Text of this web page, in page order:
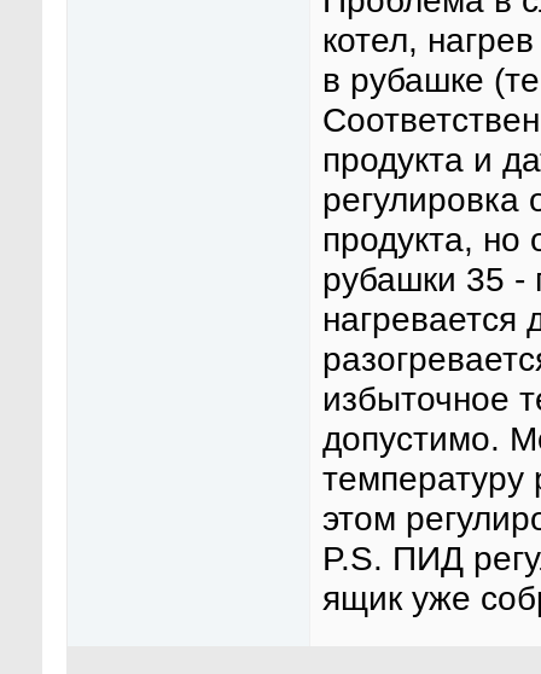
котел,
в рубашке
продукта и
регулировка
продукта,
рубашки 35 -
нагревается
избыточное
допустимо.
температуру
этом
P.S. ПИД
ящик уже